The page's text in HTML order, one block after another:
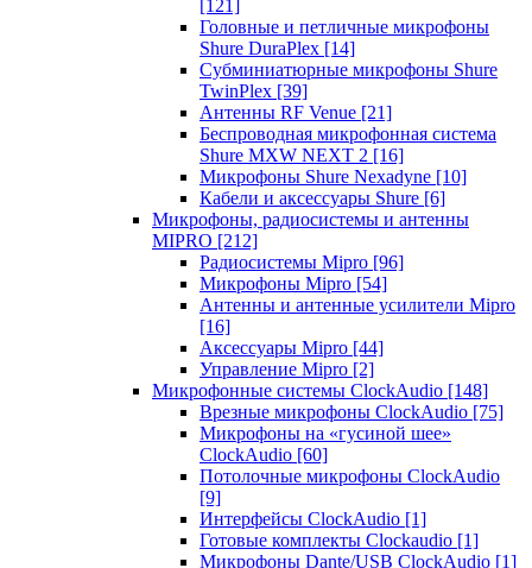
[121]
Головные и петличные микрофоны
Shure DuraPlex [14]
Субминиатюрные микрофоны Shure
TwinPlex [39]
Антенны RF Venue [21]
Беспроводная микрофонная система
Shure MXW NEXT 2 [16]
Микрофоны Shure Nexadyne [10]
Кабели и аксессуары Shure [6]
Микрофоны, радиосистемы и антенны
MIPRO [212]
Радиосистемы Mipro [96]
Микрофоны Mipro [54]
Антенны и антенные усилители Mipro
[16]
Аксессуары Mipro [44]
Управление Mipro [2]
Микрофонные системы ClockAudio [148]
Врезные микрофоны ClockAudio [75]
Микрофоны на «гусиной шее»
ClockAudio [60]
Потолочные микрофоны ClockAudio
[9]
Интерфейсы ClockAudio [1]
Готовые комплекты Clockaudio [1]
Микрофоны Dante/USB ClockAudio [1]